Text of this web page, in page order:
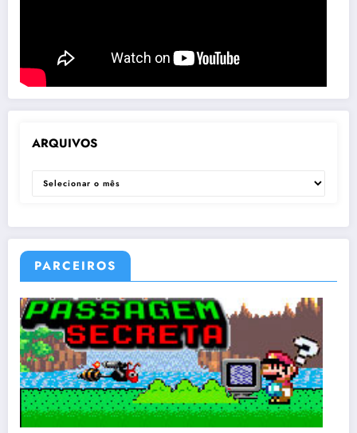
ARQUIVOS
ARQUIVOS
PARCEIROS